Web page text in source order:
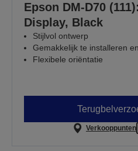
Epson DM-D70
Display, Black
Stijlvol ontwerp
Gemakkelijk te installeren
Flexibele oriëntatie
Verkooppunten